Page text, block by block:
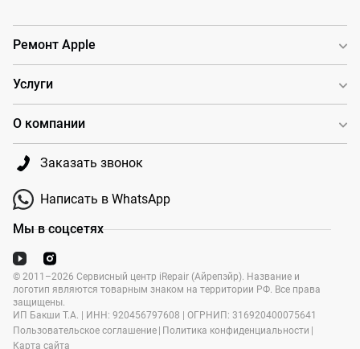
Заказать звонок
Написать в WhatsApp
Ремонт Apple
Услуги
О компании
Мы в соцсетях
© 2011–2026 Сервисный центр iRepair (Айрепэйр). Название и
логотип являются товарным знаком на территории РФ. Все права
защищены.
ИП Бакши Т.А. | ИНН: 920456797608 | ОГРНИП: 316920400075641
Пользовательское соглашение | Политика конфиденциальности |
Карта сайта